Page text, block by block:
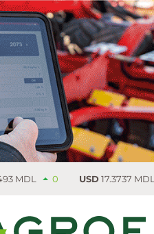
USD17.3737 MDL 0